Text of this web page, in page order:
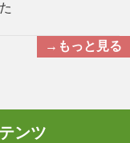
→もっと見る
ンツ